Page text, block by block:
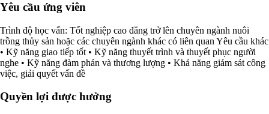
Yêu cầu ứng viên
Trình độ học vấn: Tốt nghiệp cao đẳng trở lên chuyên ngành nuôi
trồng thủy sản hoặc các chuyên ngành khác có liên quan Yêu cầu khác
• Kỹ năng giao tiếp tốt • Kỹ năng thuyết trình và thuyết phục người
nghe • Kỹ năng đàm phán và thương lượng • Khả năng giám sát công
việc, giải quyết vấn đề
Quyền lợi được hưởng